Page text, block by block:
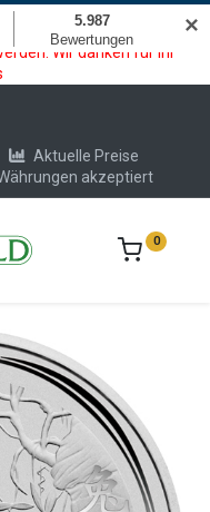
Bezahlmodul. In der
keine Krypto oder
Wir danken für Ihr
Aktuelle Preise
akzeptiert
0
✕